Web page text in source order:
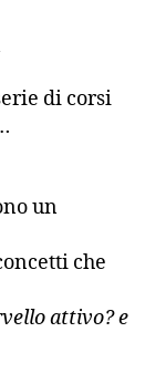
di corsi
un
che
attivo? e